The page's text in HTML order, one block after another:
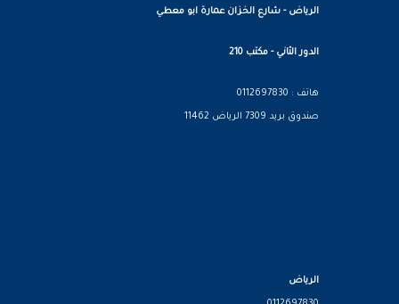
الرياض - شارع الخزان عمارة ابو معطي
الدور الثاني - مكتب 210
هاتف : 0112697830
صندوق بريد 7309 الرياض 11462
الرياض